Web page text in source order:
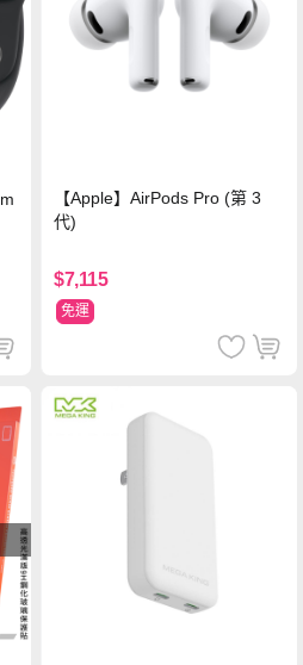
【Apple】AirPods Pro (第 3
代)
$7,115
免運